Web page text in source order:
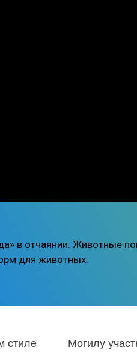
в отчаянии. Животные
для животных.
стиле Могилу